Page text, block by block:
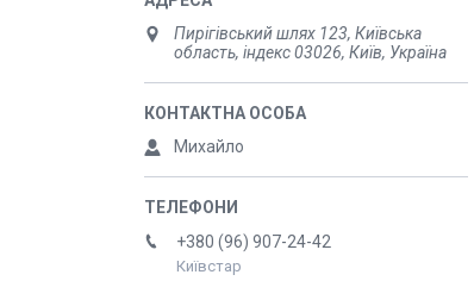
Пирігівський шлях 123, Київська
область, індекс 03026, Київ, Україна
Михайло
+380 (96) 907-24-42
Київстар